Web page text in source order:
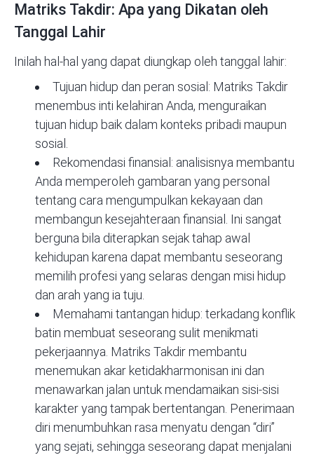
Matriks Takdir: Apa yang Dikatan oleh
Tanggal Lahir
Inilah hal-hal yang dapat diungkap oleh tanggal lahir:
Tujuan hidup dan peran sosial : Matriks Takdir
menembus inti kelahiran Anda, menguraikan
tujuan hidup baik dalam konteks pribadi maupun
sosial.
Rekomendasi finansial: analisisnya membantu
Anda memperoleh gambaran yang personal
tentang cara mengumpulkan kekayaan dan
membangun kesejahteraan finansial. Ini sangat
berguna bila diterapkan sejak tahap awal
kehidupan karena dapat membantu seseorang
memilih profesi yang selaras dengan misi hidup
dan arah yang ia tuju.
Memahami tantangan hidup: terkadang konflik
batin membuat seseorang sulit menikmati
pekerjaannya. Matriks Takdir membantu
menemukan akar ketidakharmonisan ini dan
menawarkan jalan untuk mendamaikan sisi-sisi
karakter yang tampak bertentangan. Penerimaan
diri menumbuhkan rasa menyatu dengan “diri”
yang sejati, sehingga seseorang dapat menjalani